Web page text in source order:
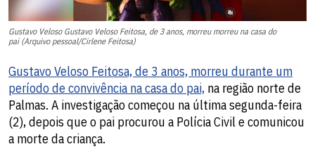
Gustavo Veloso Gustavo Veloso Feitosa, de 3 anos, morreu morreu na casa do
pai (Arquivo pessoal/Cirlene Feitosa)
Gustavo Veloso Feitosa, de 3 anos, morreu durante um
período de convivência na casa do pai, na região norte de
Palmas. A investigação começou na última segunda-feira
(2), depois que o pai procurou a Polícia Civil e comunicou
a morte da criança.